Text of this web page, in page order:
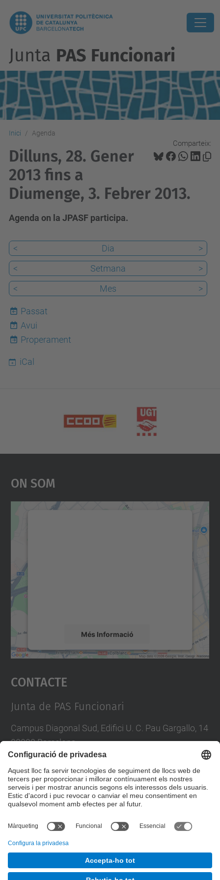
Junta PAS Funcionari
Inici Agenda
Comparteix:
Dilluns, 28. Gener
2013 fins a
Diumenge, 3. Febrer 2013.
Agenda on la JPASF participa.
< Dia
>
<
Setmana
>
<
Mes >
Passat
7
Avui
Properament
iCal
On Som
Més Informació
Accepta
powered by
Contacte
Junta de PAS Funcionari
Campus Diagonal Sud, Edifici U. C. Pau Gargallo, 14
08028 Barcelona
E-mail :junta.pasf@upc.edu
Formulari de contacte
Junta PAS Funcionari